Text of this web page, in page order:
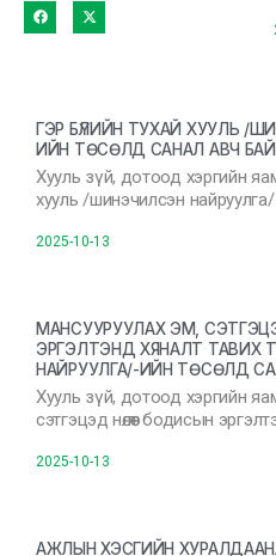
ГЭР БҮЛИЙН ТУХАЙ ХУУЛЬ /
ИЙН ТӨСӨЛД САНАЛ АВЧ
Хууль зүй, дотоод хэргийн
хууль /шинэчилсэн
2025-10-13
МАНСУУРУУЛАХ ЭМ,
ЭРГЭЛТЭНД ХЯНАЛТ ТАВИХ
НАЙРУУЛГА/-ИЙН ТӨСӨЛД
Хууль зүй, дотоод хэргийн
сэтгэцэд нөлөөт бодисын
2025-10-13
АЖЛЫН ХЭСГИЙН